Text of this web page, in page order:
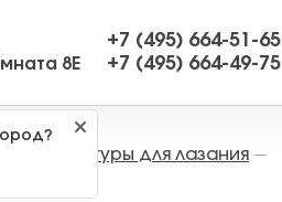
8Е
+7 (495) 664-51-65
+7 (495) 664-49-75
Фигуры для лазания —